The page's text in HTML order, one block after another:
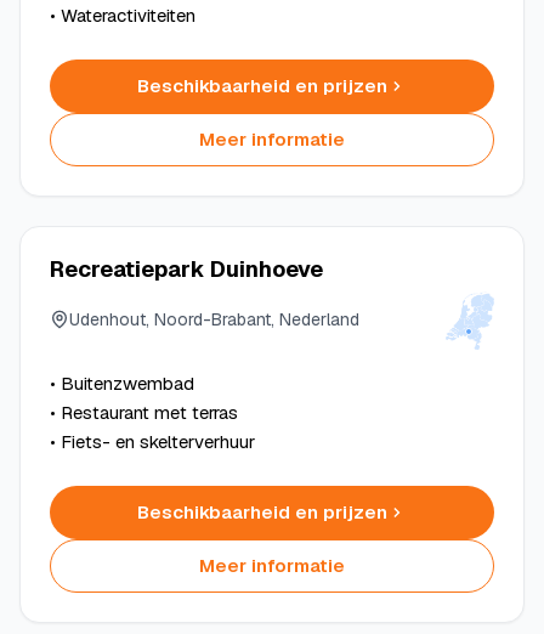
• Wateractiviteiten
Beschikbaarheid en prijzen
Meer informatie
Recreatiepark Duinhoeve
Udenhout, Noord-Brabant, Nederland
• Buitenzwembad
• Restaurant met terras
• Fiets- en skelterverhuur
Beschikbaarheid en prijzen
Meer informatie